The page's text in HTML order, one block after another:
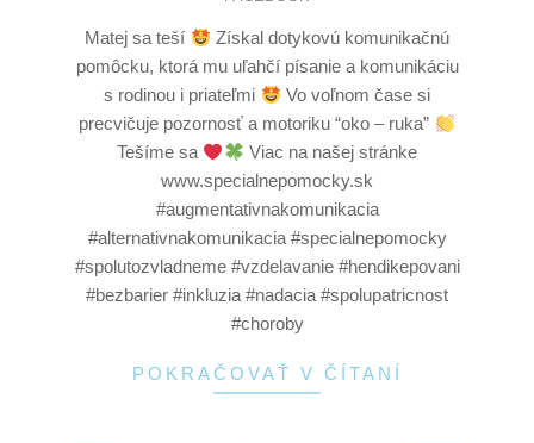
Matej sa teší
Získal dotykovú komunikačnú
pomôcku, ktorá mu uľahčí písanie a komunikáciu
s rodinou i priateľmi
Vo voľnom čase si
precvičuje pozornosť a motoriku “oko – ruka”
Tešíme sa
Viac na našej stránke
www.specialnepomocky.sk
#augmentativnakomunikacia
#alternativnakomunikacia #specialnepomocky
#spolutozvladneme #vzdelavanie #hendikepovani
#bezbarier #inkluzia #nadacia #spolupatricnost
#choroby
POKRAČOVAŤ V ČÍTANÍ